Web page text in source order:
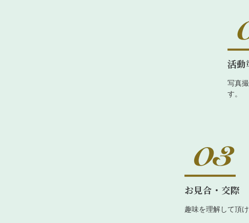
活動
写真
す。
お見合・交際
趣味を理解して頂